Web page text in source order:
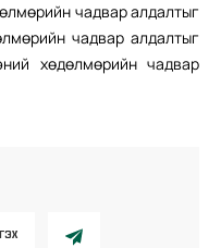
чадвар алдалтыг
чадвар алдалтыг
хөдөлмөрийн чадвар